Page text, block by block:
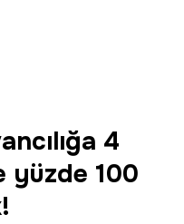
4
yüzde 100